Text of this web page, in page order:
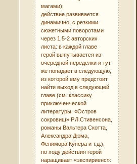
магами);
действие развивается
динамично, с резкими
сюжетными поворотами
через 1,5-2 авторских
листа: в каждой главе
герой выпутывается из
очередной переделки и тут
же попадает в следующую,
из которой ему предстоит
найти выход в следующей
главе (см. классику
приключенческой
литературы: «Остров
сокровищ» Р.Л.Стивенсона,
романы Вальтера Скотта,
Александра Дюма,
Фенимора Купера и т.д.);
по ходу действия герой
наращивает «экспириенс»: